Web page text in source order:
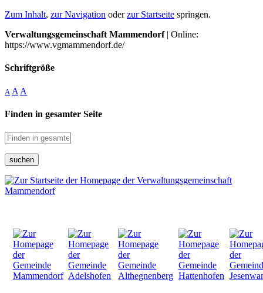
Zum Inhalt, zur Navigation oderzur Startseite springen.
Verwaltungsgemeinschaft Mammendorf| Online:
https://www.vgmammendorf.de/
Schriftgröße
A A A
Finden in gesamter Seite
suchen